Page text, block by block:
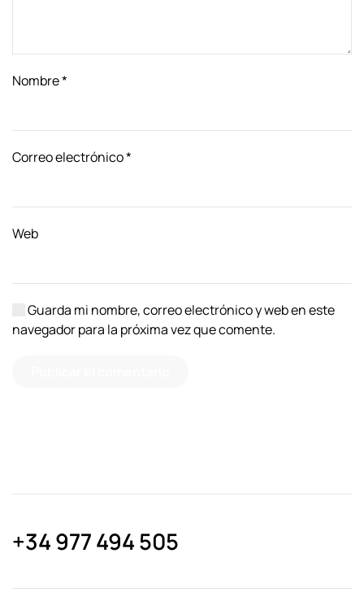
Nombre*
Correo electrónico*
Web
Guarda mi nombre, correo electrónico y web en este
navegador para la próxima vez que comente.
+34 977 494 505